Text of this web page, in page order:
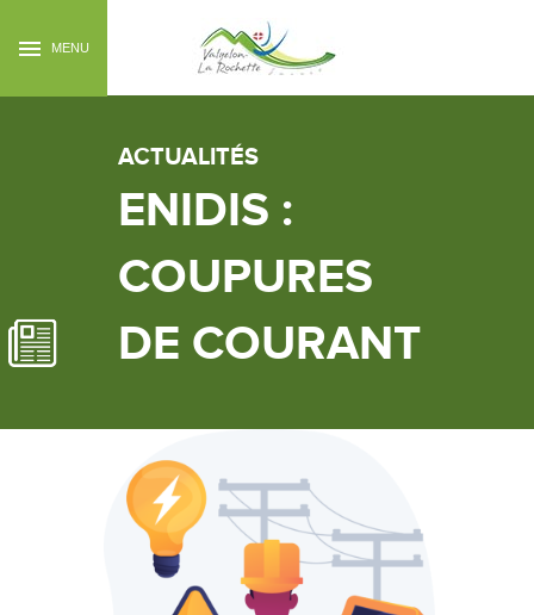
MENU
ACTUALITÉS
ENIDIS :
COUPURES
DE COURANT